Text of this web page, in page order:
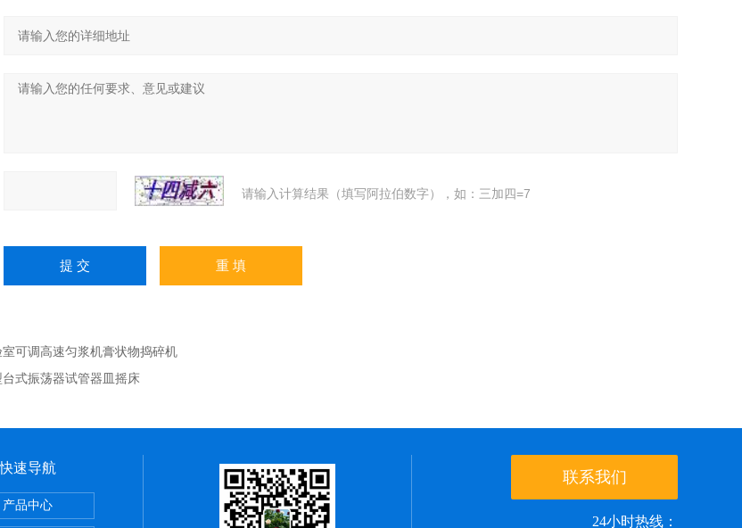
请输入计算结果（填写阿拉伯数字），如：三加四=7
室可调高速匀浆机膏状物捣碎机
台式振荡器试管器皿摇床
快速导航
产品中心
联系我们
24小时热线：